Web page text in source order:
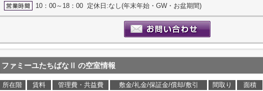
10：00～18：00 定休日:なし(年末年始・GW・お盆期間)
ファミーユたちばなⅡ の空室情報
所在階 賃料 管理費・共益費 敷金/礼金/保証金/償却/敷引 間取り 面積